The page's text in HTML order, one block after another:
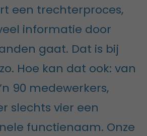
een trechterproces,
informatie door
gaat. Dat is bij
Hoe kan dat ook: van
90 medewerkers,
slechts vier een
functienaam. Onze